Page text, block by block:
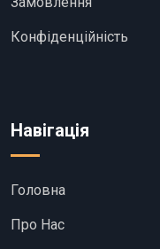
Конфіденційність
Навігація
Головна
Про Нас